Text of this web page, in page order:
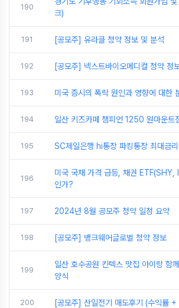
190
크)
191 [공모주] 유라클 청약 정보 및 분석
192 [공모주] 넥스트바이오메디컬 청약 정
193 미국 증시의 폭락 원인과 영향에 대한
194 일산 키즈카페 챔피언 1250 원마운트
195 SC제일은행 hi통장 파킹통장 최대금
196
미국 국채 가격 급등, 채권 ETF(SHY,
인가?
197 2024년 8월 공모주 청약 일정 요약
198 [공모주] 뱅크웨어글로벌 청약 정보
199
일산 호수공원 킨텍스 맛집 아이랑 함
양식
200 [공모주] 산일전기 매도후기 (수익률